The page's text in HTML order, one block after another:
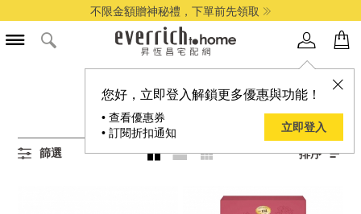
不限金額贈神秘禮，下單前先領取
您好，立即登入解鎖更多優惠與功能！
• 查看優惠券
• 訂閱折扣通知
立即登入
所有沾拌醬/調理包商品
17
篩選 排序